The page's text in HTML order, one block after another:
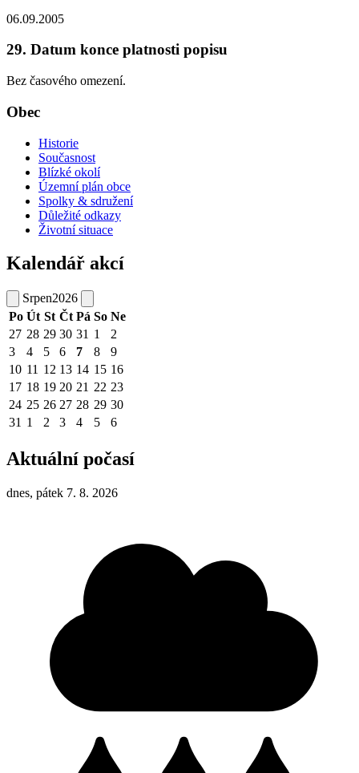
06.09.2005
29. Datum konce platnosti popisu
Bez časového omezení.
Obec
Historie
Současnost
Blízké okolí
Územní plán obce
Spolky & sdružení
Důležité odkazy
Životní situace
Kalendář akcí
Srpen2026
Po Út St Čt Pá So Ne
27 28 29 30 31 1
2
3
4 5 6 7 8
9
10 11 12 13 14 15 16
17 18 19 20 21 22 23
24 25 26 27 28 29 30
31 1 2 3 4 5 6
Aktuální počasí
dnes, pátek 7. 8. 2026